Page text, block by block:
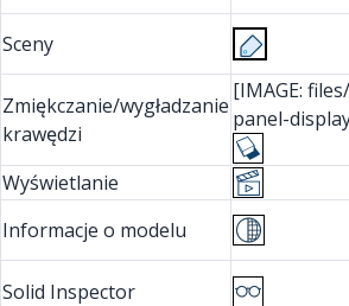
Sceny
Zmiękczanie/wygładzanie
krawędzi
[IMAGE:
panel-
Wyświetlanie
Informacje o modelu
Solid Inspector